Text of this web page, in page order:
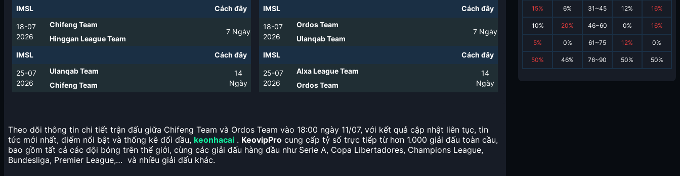
IMSL Cách đây
18-07
2026
Chifeng Team
Hinggan League Team
7 Ngày
IMSL Cách đây
25-07
2026
Ulanqab Team
Chifeng Team
14
Ngày
IMSL Cách đây
18-07
2026
Ordos Team
Ulanqab Team
7 Ngày
IMSL Cách đây
25-07
2026
Alxa League Team
Ordos Team
14
Ngày
Theo dõi thông tin chi tiết trận đấu giữa Chifeng Team và Ordos Team vào 18:00 ngày 11/07, với kết quả cập nhật liên tục, tin
tức mới nhất, điểm nổi bật và thống kê đối đầu, keonhacai . KeovipPro cung cấp tỷ số trực tiếp từ hơn 1.000 giải đấu toàn cầu,
bao gồm tất cả các đội bóng trên thế giới, cùng các giải đấu hàng đầu như Serie A, Copa Libertadores, Champions League,
Bundesliga, Premier League,… và nhiều giải đấu khác.
15% 6% 31~45 12% 16%
10% 20% 46~60 0% 16%
5% 0% 61~75 12% 0%
50% 46% 76~90 50% 50%